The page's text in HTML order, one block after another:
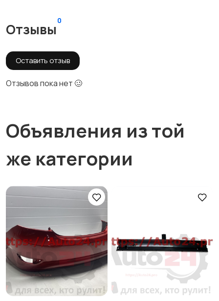
Отзывы
0
Оставить отзыв
Отзывов пока нет 🥴
Объявления из той
же категории